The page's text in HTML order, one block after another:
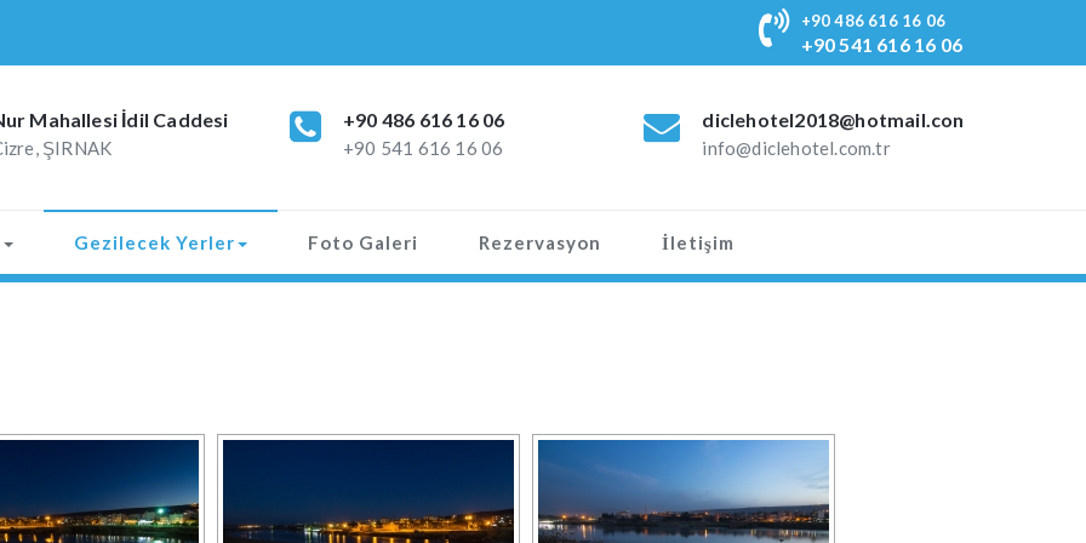
+90 486 616 16 06
+90 541 616 16 06
Mahallesi İdil Caddesi
ŞIRNAK
+90 486 616 16 06
+90 541 616 16 06
diclehotel2018@hotmail.com
info@diclehotel.com.tr
Gezilecek Yerler Foto Galeri Rezervasyon İletişim